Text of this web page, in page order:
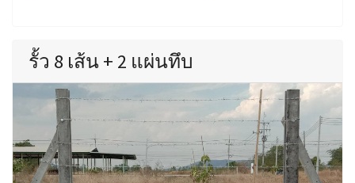
รั้ว 8 เส้น + 2 แผ่นทึบ